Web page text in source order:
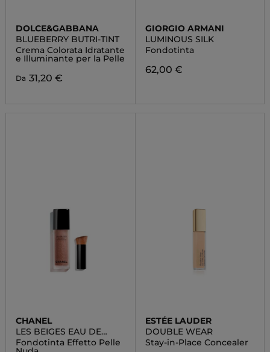
DOLCE&GABBANA
BLUEBERRY BUTRI-TINT
Crema Colorata Idratante
e Illuminante per la Pelle
Da 31,20 €
GIORGIO ARMANI
LUMINOUS SILK
Fondotinta
62,00 €
CHANEL
LES BEIGES EAU DE
TEINT
Fondotinta Effetto Pelle
ESTÉE LAUDER
DOUBLE WEAR
Stay-in-Place Concealer